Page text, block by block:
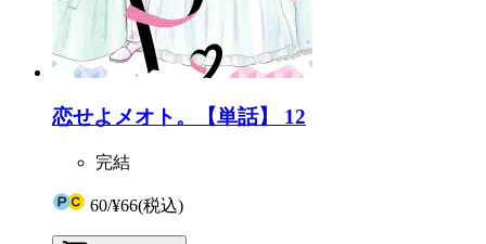
恋せよメオト。【単話】 12
完結
60/¥66(税込)